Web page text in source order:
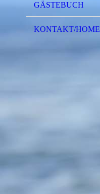
GÄSTEBUCH
KONTAKT/HOME